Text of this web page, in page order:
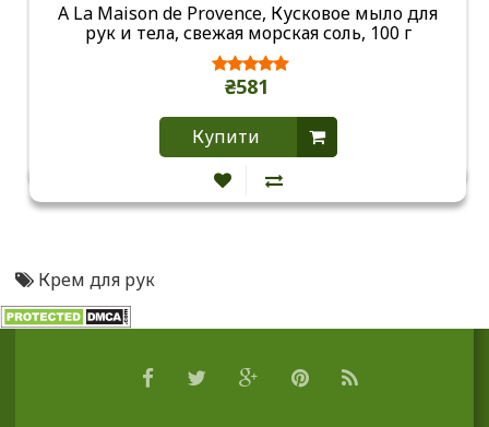
A La Maison de Provence, Кусковое мыло для
рук и тела, свежая морская соль, 100 г
₴581
Купити
Крем для рук